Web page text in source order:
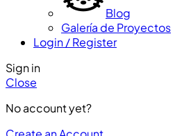
Blog
Galería de Proyectos
Login / Register
Sign in
Close
No account yet?